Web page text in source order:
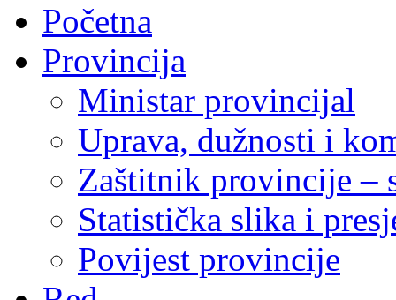
Početna
Provincija
Ministar provincijal
Uprava, dužnosti i
Zaštitnik provincije –
Statistička slika i
Povijest provincije